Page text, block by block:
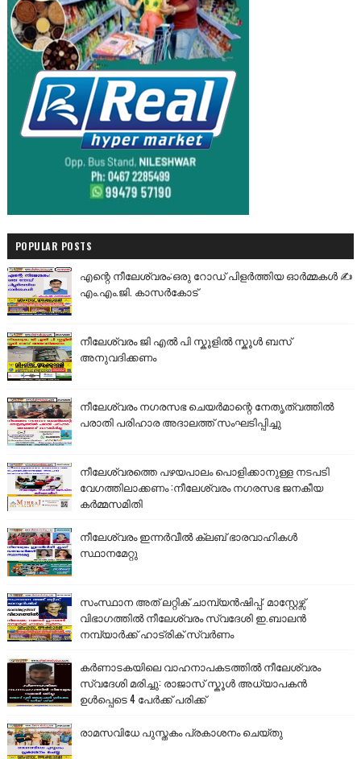
POPULAR POSTS
എന്റെ നീലേശ്വരം:ഒരു റോഡ് പിളർത്തിയ ഓർമ്മകൾ ✍️
എം.എം.ജി. കാസർകോട്
നീലേശ്വരം ജി എൽ പി സ്കൂളിൽ സ്കൂൾ ബസ്
അനുവദിക്കണം
നീലേശ്വരം നഗരസഭ ചെയർമാന്റെ നേതൃത്വത്തിൽ
പരാതി പരിഹാര അദാലത്ത് സംഘടിപ്പിച്ചു
നീലേശ്വരത്തെ പഴയപാലം പൊളിക്കാനുള്ള നടപടി
വേഗത്തിലാക്കണം :നീലേശ്വരം നഗരസഭ ജനകീയ
കർമ്മസമിതി
നീലേശ്വരം ഇന്നർവീൽ ക്ലബ് ഭാരവാഹികൾ
സ്ഥാനമേറ്റു
സംസ്ഥാന അത് ലറ്റിക് ചാമ്പ്യൻഷിപ്പ്: മാസ്റ്റേഴ്സ്
വിഭാഗത്തിൽ നീലേശ്വരം സ്വദേശി ഇ.ബാലൻ
നമ്പ്യാർക്ക് ഹാട്രിക് സ്വർണം
കർണാടകയിലെ വാഹനാപകടത്തിൽ നീലേശ്വരം
സ്വദേശി മരിച്ചു: രാജാസ് സ്കൂൾ അധ്യാപകൻ
ഉൾപ്പെടെ 4 പേർക്ക് പരിക്ക്
രാമസവിധേ പുസ്തകം പ്രകാശനം ചെയ്തു